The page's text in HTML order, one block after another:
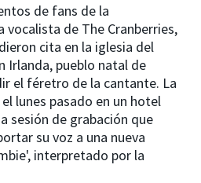
de fans de la
de The Cranberries,
cita en la iglesia del
Irlanda, pueblo natal de
el féretro de la cantante. La
lunes pasado en un hotel
sesión de grabación que
su voz a una nueva
interpretado por la